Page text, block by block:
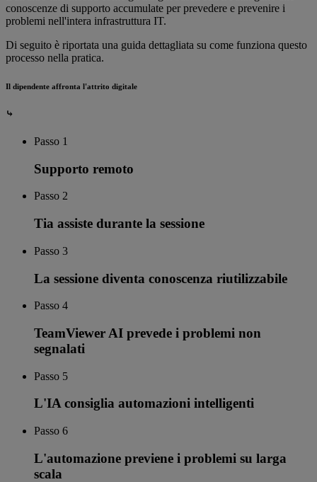
conoscenze di supporto accumulate per prevedere e prevenire i
problemi nell'intera infrastruttura IT.
Di seguito è riportata una guida dettagliata su come funziona questo
processo nella pratica.
Il dipendente affronta l'attrito digitale
⤷
Passo 1
Supporto remoto
Passo 2
Tia assiste durante la sessione
Passo 3
La sessione diventa conoscenza riutilizzabile
Passo 4
TeamViewer AI prevede i problemi non
segnalati
Passo 5
L'IA consiglia automazioni intelligenti
Passo 6
L'automazione previene i problemi su larga
scala